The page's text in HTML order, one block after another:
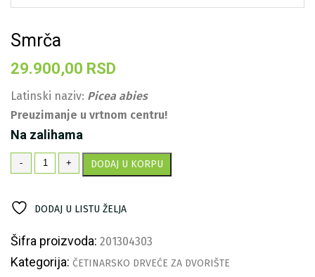
Smrča
29.900,00 RSD
Latinski naziv: Picea abies
Preuzimanje u vrtnom centru!
Na zalihama
-
Smrča
količina
+ DODAJ U KORPU
DODAJ U LISTU ŽELJA
Šifra proizvoda: 201304303
Kategorija: ČETINARSKO DRVEĆE ZA DVORIŠTE